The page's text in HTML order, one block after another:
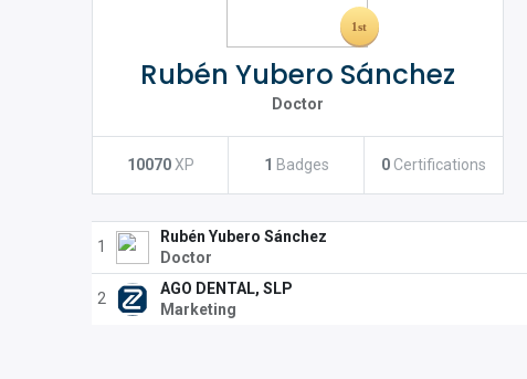
Rubén Yubero Sánchez
Doctor
10070 XP 1 Badges 0 Certifications
1
Rubén Yubero Sánchez
Doctor
2
AGO DENTAL, SLP
Marketing